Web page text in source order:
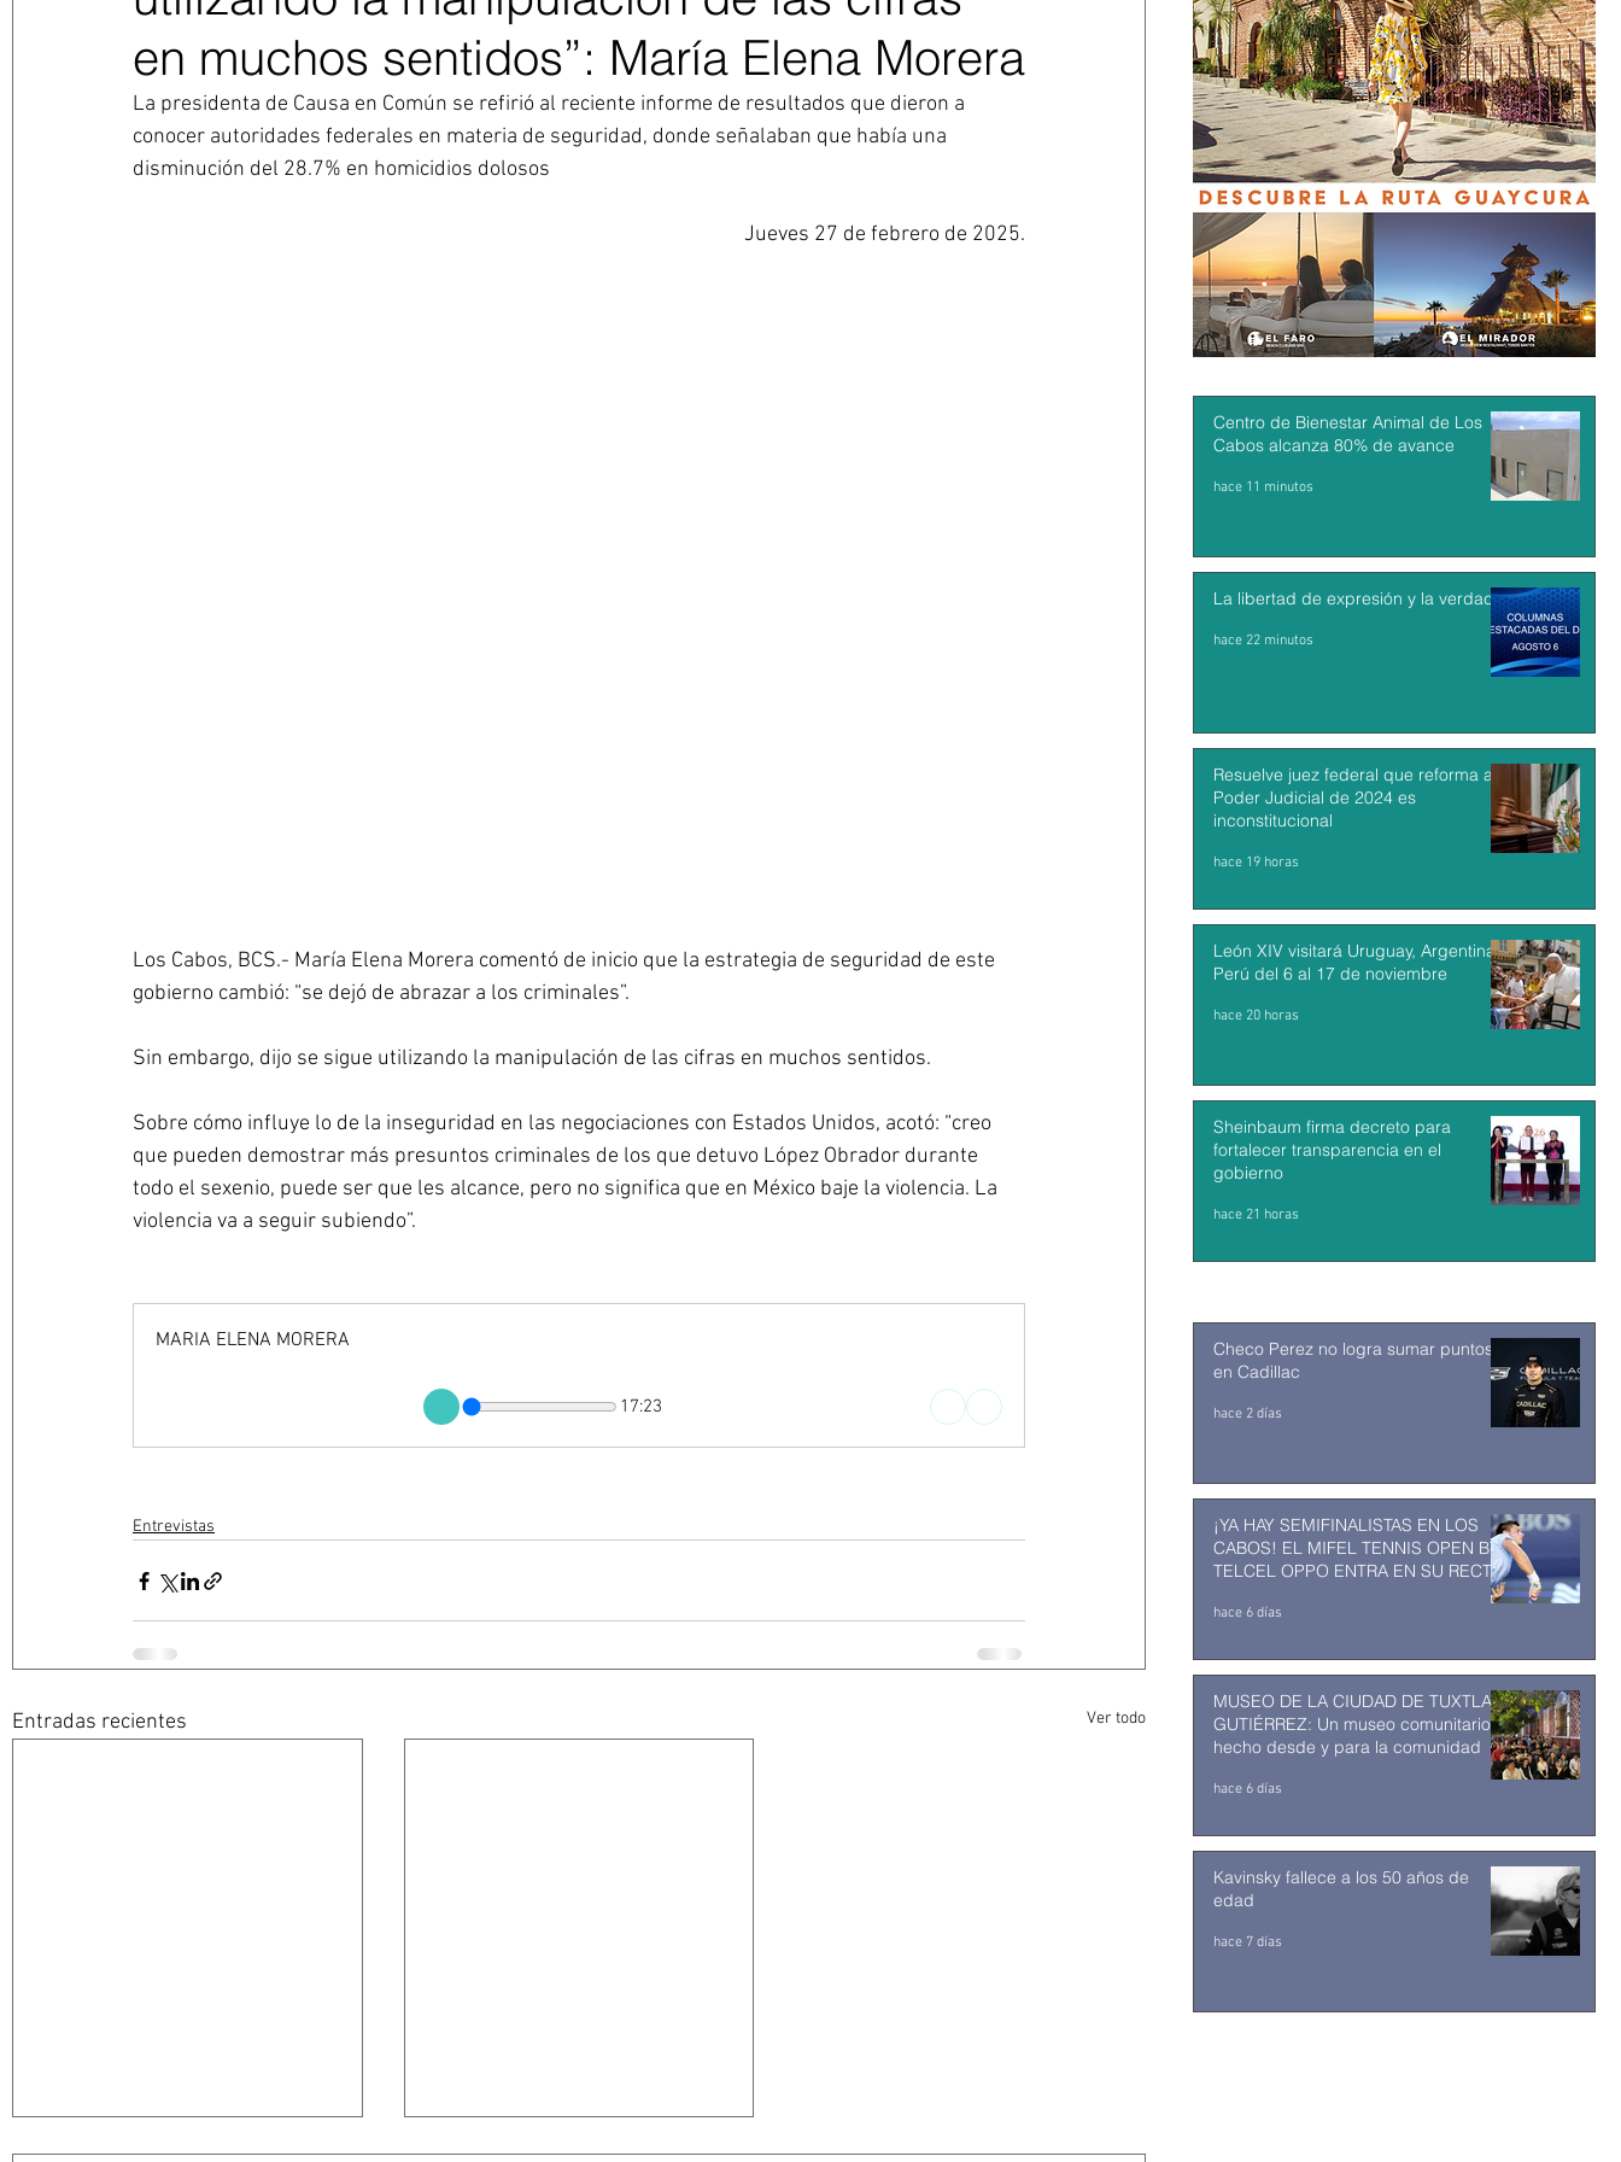
en muchos sentidos”: María Elena Morera
La presidenta de Causa en Común se refirió al reciente informe de resultados que dieron a
conocer autoridades federales en materia de seguridad, donde señalaban que había una
disminución del 28.7% en homicidios dolosos
Jueves 27 de febrero de 2025.
Los Cabos, BCS.- María Elena Morera comentó de inicio que la estrategia de seguridad de este
gobierno cambió: “se dejó de abrazar a los criminales”.
Sin embargo, dijo se sigue utilizando la manipulación de las cifras en muchos sentidos.
Sobre cómo influye lo de la inseguridad en las negociaciones con Estados Unidos, acotó: “creo
que pueden demostrar más presuntos criminales de los que detuvo López Obrador durante
todo el sexenio, puede ser que les alcance, pero no significa que en México baje la violencia. La
violencia va a seguir subiendo”.
MARIA ELENA MORERA
17:23
Entrevistas
Entradas recientes Ver todo
Centro de Bienestar Animal de Los
Cabos alcanza 80% de avance
hace 11 minutos
La libertad de expresión y la verdad
hace 22 minutos
Resuelve juez federal que reforma al
Poder Judicial de 2024 es
inconstitucional
hace 19 horas
León XIV visitará Uruguay, Argentina y
Perú del 6 al 17 de noviembre
hace 20 horas
Sheinbaum firma decreto para
fortalecer transparencia en el
gobierno
hace 21 horas
Checo Perez no logra sumar puntos
en Cadillac
hace 2 días
¡YA HAY SEMIFINALISTAS EN LOS
CABOS! EL MIFEL TENNIS OPEN BY
TELCEL OPPO ENTRA EN SU RECTA
hace 6 días
MUSEO DE LA CIUDAD DE TUXTLA
GUTIÉRREZ: Un museo comunitario
hecho desde y para la comunidad
hace 6 días
Kavinsky fallece a los 50 años de
edad
hace 7 días